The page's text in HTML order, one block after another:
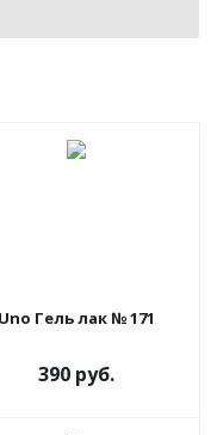
Uno Гель лак № 171
390 руб.